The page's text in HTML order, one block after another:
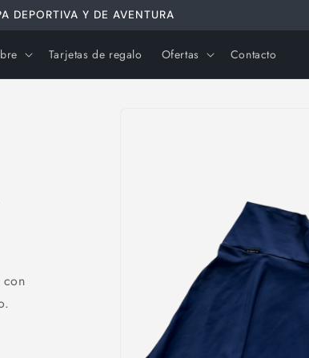
DEPORTIVA Y DE AVENTURA
Tarjetas de regalo Ofertas Contacto